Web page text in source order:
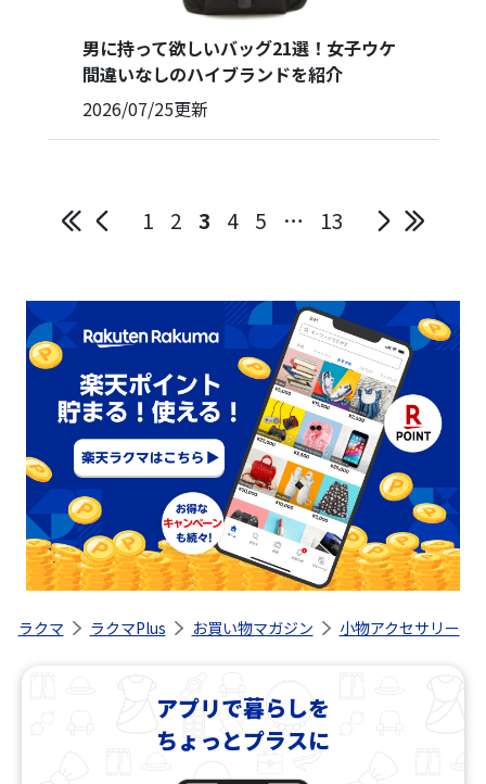
男に持って欲しいバッグ21選！女子ウケ
間違いなしのハイブランドを紹介
2026/07/25更新
1 2 3 4 5 … 13
ラクマ ラクマPlus お買い物マガジン 小物アクセサリー
アプリで暮らしを
ちょっとプラスに